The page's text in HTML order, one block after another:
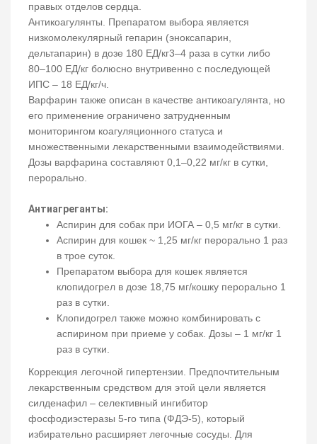
правых отделов сердца.
Антикоагулянты. Препаратом выбора является
низкомолекулярный гепарин (эноксапарин,
дельтапарин) в дозе 180 ЕД/кг3–4 раза в сутки либо
80–100 ЕД/кг болюсно внутривенно с последующей
ИПС – 18 ЕД/кг/ч.
Варфарин также описан в качестве антикоагулянта, но
его применение ограничено затрудненным
мониторингом коагуляционного статуса и
множественными лекарственными взаимодействиями.
Дозы варфарина составляют 0,1–0,22 мг/кг в сутки,
перорально.
Антиагреганты:
Аспирин для собак при ИОГА – 0,5 мг/кг в сутки.
Аспирин для кошек ~ 1,25 мг/кг перорально 1 раз
в трое суток.
Препаратом выбора для кошек является
клопидогрел в дозе 18,75 мг/кошку перорально 1
раз в сутки.
Клопидогрел также можно комбинировать с
аспирином при приеме у собак. Дозы – 1 мг/кг 1
раз в сутки.
Коррекция легочной гипертензии. Предпочтительным
лекарственным средством для этой цели является
силденафил – селективный ингибитор
фосфодиэстеразы 5-го типа (ФДЭ-5), который
избирательно расширяет легочные сосуды. Для